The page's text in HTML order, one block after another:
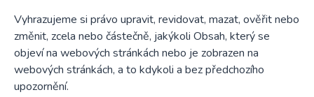
Vyhrazujeme si právo upravit, revidovat, mazat, ověřit nebo
změnit, zcela nebo částečně, jakýkoli Obsah, který se
objeví na webových stránkách nebo je zobrazen na
webových stránkách, a to kdykoli a bez předchozího
upozornění.